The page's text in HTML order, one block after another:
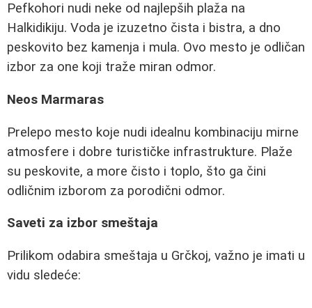
Pefkohori nudi neke od najlepših plaža na
Halkidikiju. Voda je izuzetno čista i bistra, a dno
peskovito bez kamenja i mula. Ovo mesto je odličan
izbor za one koji traže miran odmor.
Neos Marmaras
Prelepo mesto koje nudi idealnu kombinaciju mirne
atmosfere i dobre turističke infrastrukture. Plaže
su peskovite, a more čisto i toplo, što ga čini
odličnim izborom za porodični odmor.
Saveti za izbor smeštaja
Prilikom odabira smeštaja u Grčkoj, važno je imati u
vidu sledeće: